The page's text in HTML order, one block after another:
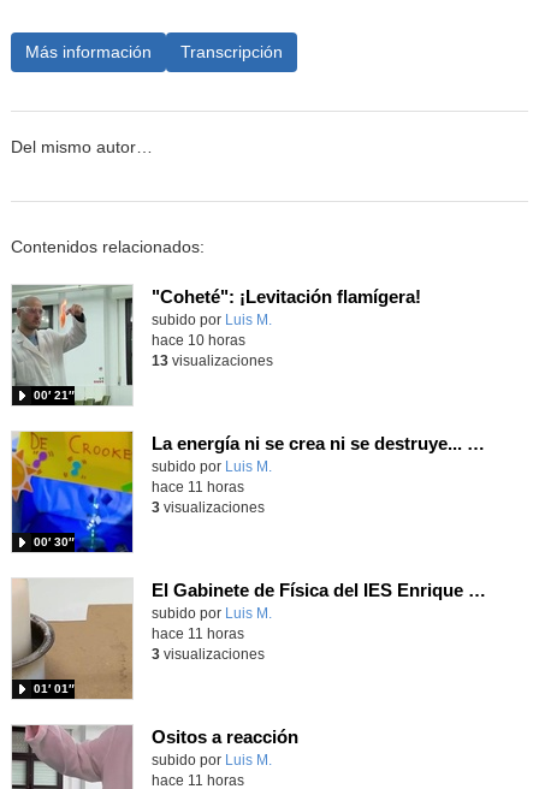
Más información Transcripción
Del mismo autor…
Contenidos relacionados:
"Coheté": ¡Levitación flamígera!
Contenido educativo.
subido por Luis M.
00′ 21″
hace 10 horas
13visualizaciones
La energía ni se crea ni se destruye... ¡se experimenta! El Tierno en la Feria Madrid es Ciencia 2026
Contenido educativo.
subido por Luis M.
00′ 30″
hace 11 horas
3visualizaciones
El Gabinete de Física del IES Enrique Tierno Galván de Parla (Curso 25-26)
Contenido educativo.
subido por Luis M.
01′ 01″
hace 11 horas
3visualizaciones
Ositos a reacción
Contenido educativo.
subido por Luis M.
hace 11 horas